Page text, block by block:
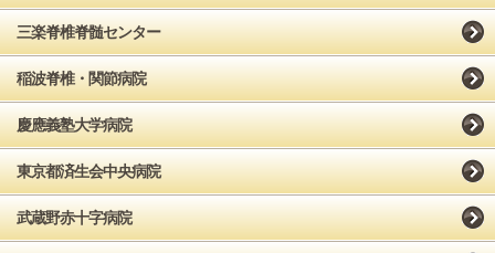
三楽脊椎脊髄センター
稲波脊椎・関節病院
慶應義塾大学病院
東京都済生会中央病院
武蔵野赤十字病院